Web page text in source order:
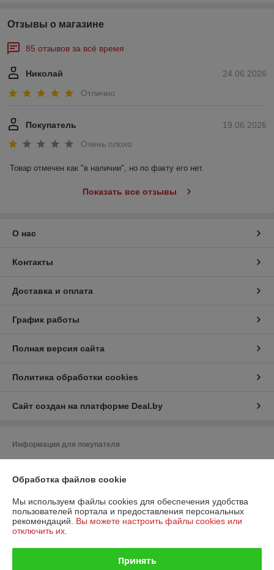
Отзывы о магазине
85 отзывов за всё время
24.06.2026
Николай
Отлично
19.06.2026
Покупатель
Очень плохо
Товар отмечен как "в наличии", но по факту его нет.
Показать все отзывы
О нас
Контакты
Доставка и оплата
График работы
Полная версия сайта
Политика обработки cookies
Сайт создан на платформе Deal.by
Информация для покупателя
УНП: 193732999
Регистрационный орган: Минский горисполком
Дата регистрации компании: 03.01.2024
Обработка файлов cookie
Мы используем файлы cookies для обеспечения удобства
пользователей портала и предоставления персональных
рекомендаций. Вы можете настроить файлы cookies или
отключить их.
Принять